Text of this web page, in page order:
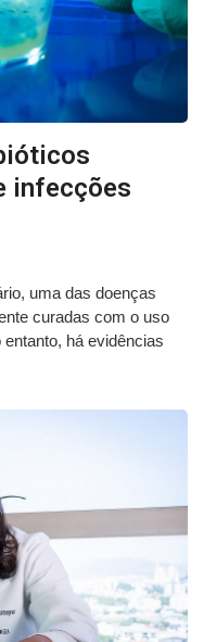
infecções
uma das doenças
curadas com o uso
há evidências